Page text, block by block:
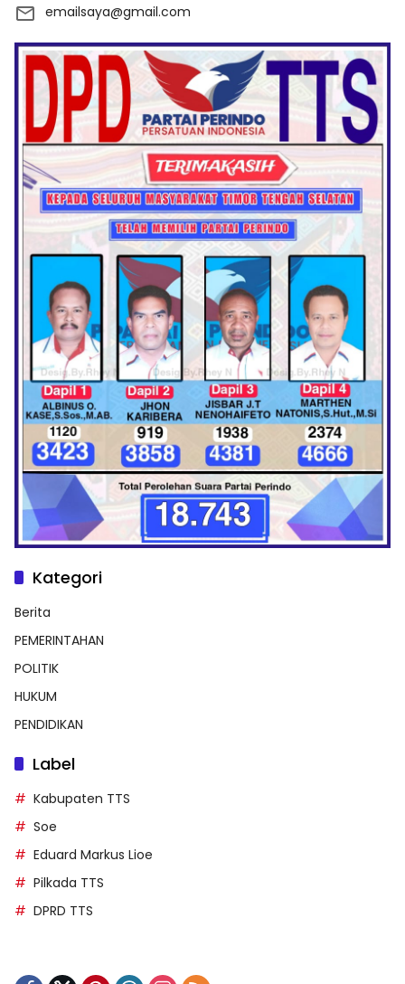
emailsaya@gmail.com
Kategori
Berita
PEMERINTAHAN
POLITIK
HUKUM
PENDIDIKAN
Label
Kabupaten TTS
Soe
Eduard Markus Lioe
Pilkada TTS
DPRD TTS